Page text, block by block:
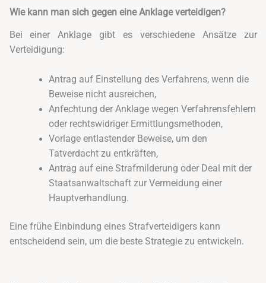
Wie kann man sich gegen eine Anklage verteidigen?
Bei einer Anklage gibt es verschiedene Ansätze zur
Verteidigung:
Antrag auf Einstellung des Verfahrens, wenn die
Beweise nicht ausreichen,
Anfechtung der Anklage wegen Verfahrensfehlern
oder rechtswidriger Ermittlungsmethoden,
Vorlage entlastender Beweise, um den
Tatverdacht zu entkräften,
Antrag auf eine Strafmilderung oder Deal mit der
Staatsanwaltschaft zur Vermeidung einer
Hauptverhandlung.
Eine frühe Einbindung eines Strafverteidigers kann
entscheidend sein, um die beste Strategie zu entwickeln.